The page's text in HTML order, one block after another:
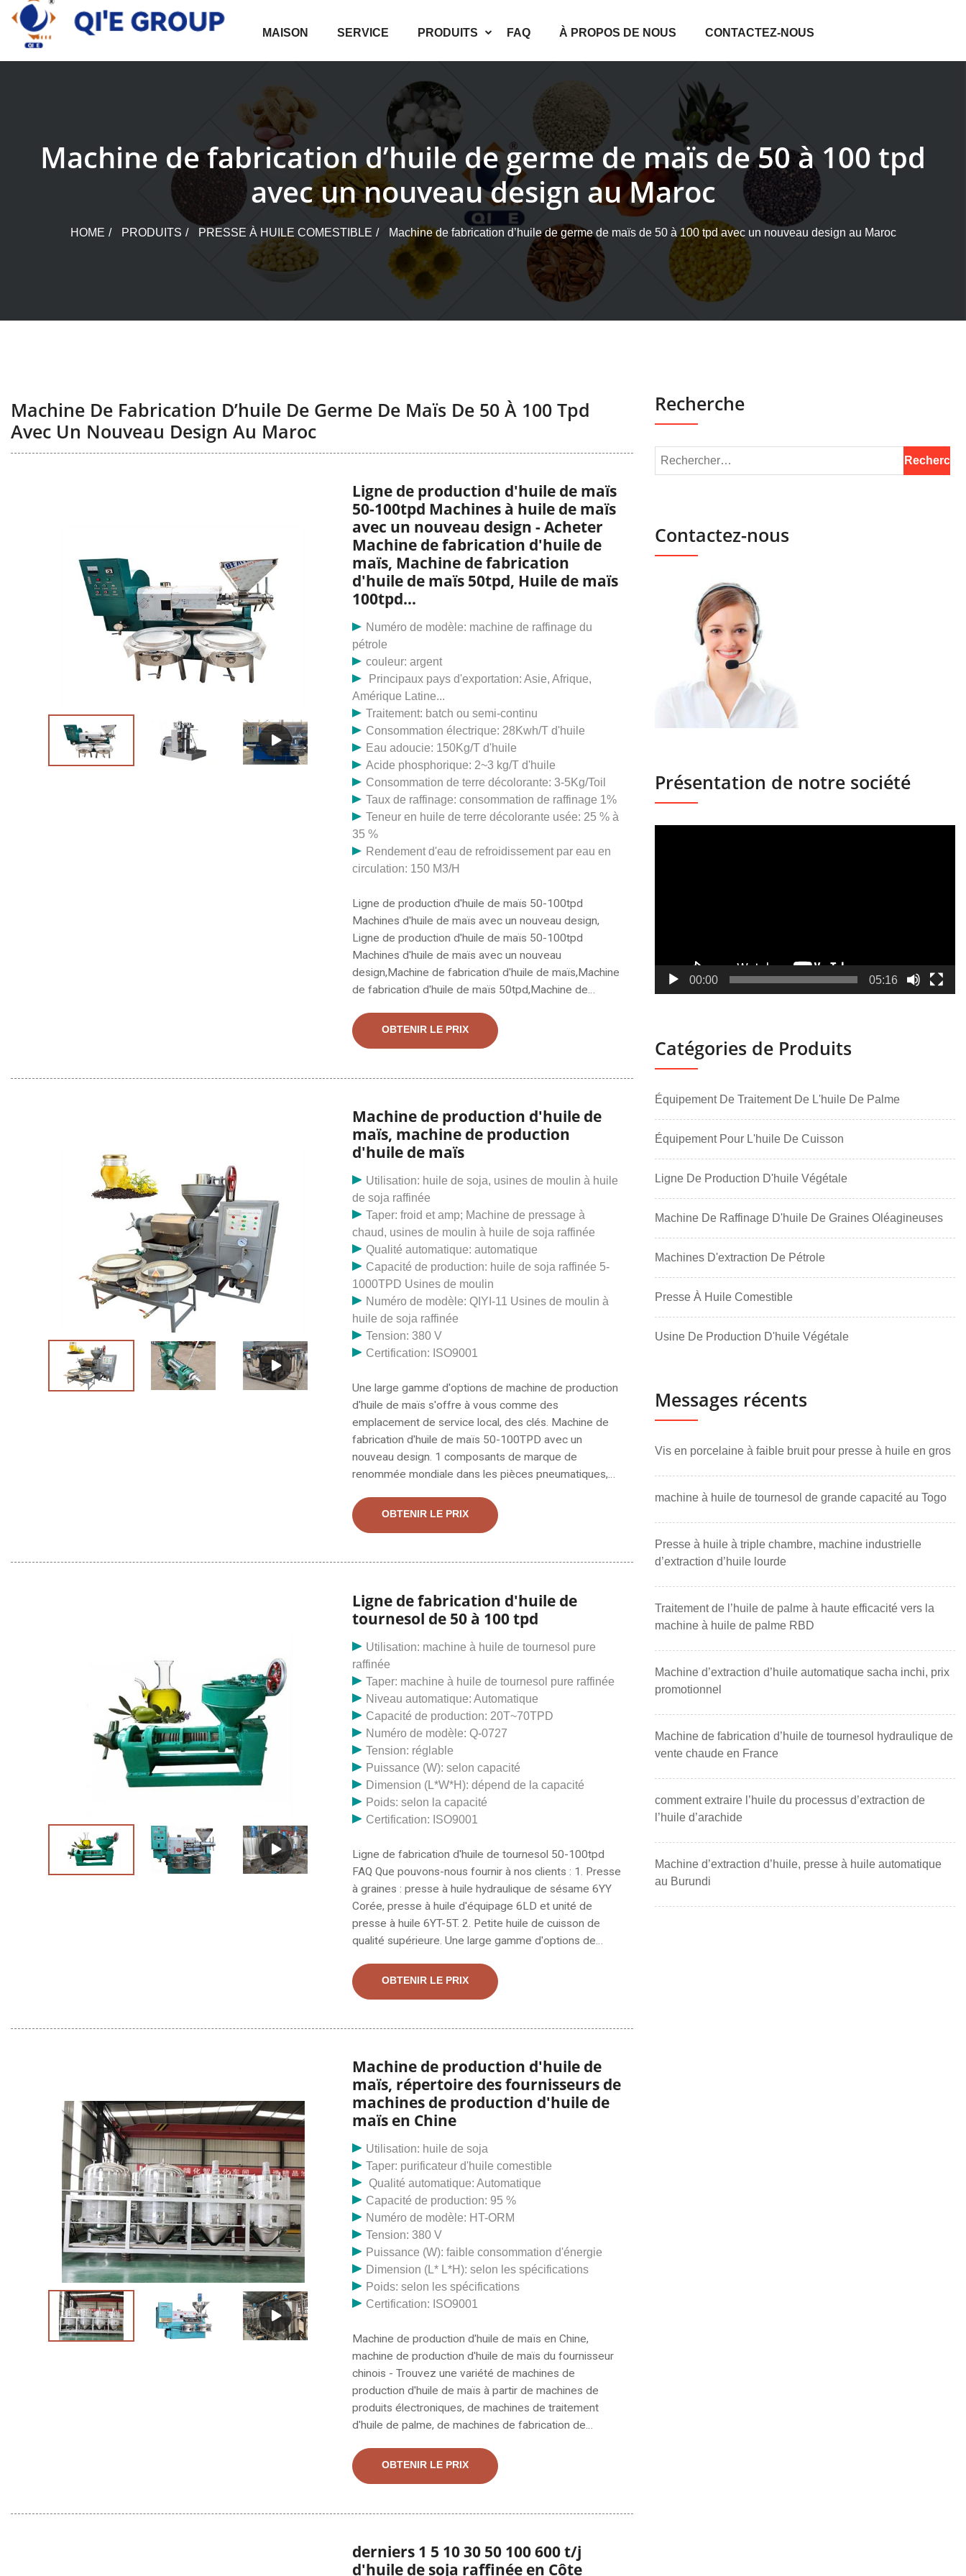
Skip
content
MAISON SERVICE PRODUITS FAQ À PROPOS DE NOUS CONTACTEZ-NOUS
Machine de fabrication d’huile de germe de maïs de 50 à 100 tpd
avec un nouveau design au Maroc
HOME PRODUITS PRESSE À HUILE COMESTIBLE Machine de fabrication d’huile de germe de maïs de 50 à 100 tpd avec un nouveau design au Maroc
Machine De Fabrication D’huile De Germe De Maïs De 50 À 100 Tpd
Avec Un Nouveau Design Au Maroc
Ligne de production d'huile de maïs
50-100tpd Machines à huile de maïs
avec un nouveau design - Acheter
Machine de fabrication d'huile de
maïs, Machine de fabrication
d'huile de maïs 50tpd, Huile de maïs
100tpd...
Numéro de modèle: machine de raffinage du
pétrole
couleur: argent
Principaux pays d'exportation: Asie, Afrique,
Amérique Latine...
Traitement: batch ou semi-continu
Consommation électrique: 28Kwh/T d'huile
Eau adoucie: 150Kg/T d'huile
Acide phosphorique: 2~3 kg/T d'huile
Consommation de terre décolorante: 3-5Kg/Toil
Taux de raffinage: consommation de raffinage 1%
Teneur en huile de terre décolorante usée: 25 % à
35 %
Rendement d'eau de refroidissement par eau en
circulation: 150 M3/H
Ligne de production d'huile de maïs 50-100tpd
Machines d'huile de maïs avec un nouveau design,
Ligne de production d'huile de maïs 50-100tpd
Machines d'huile de maïs avec un nouveau
design,Machine de fabrication d'huile de maïs,Machine
de fabrication d'huile de maïs 50tpd,Machine de
d'extraction du maïs/germe de maïs Il existe deux
technologies principales de dégermination du maïs :
Dégermination à sec : le rendement en huile du germe
huile représente 3, 5 % ~
OBTENIR LE PRIX
Machine de production d'huile de
maïs, machine de production
d'huile de maïs
Utilisation: huile de soja, usines de moulin à huile
de soja raffinée
Taper: froid et amp; Machine de pressage à
chaud, usines de moulin à huile de soja raffinée
Qualité automatique: automatique
Capacité de production: huile de soja raffinée 5-
1000TPD Usines de moulin
Numéro de modèle: QIYI-11 Usines de moulin à
huile de soja raffinée
Tension: 380 V
Certification: ISO9001
Une large gamme d'options de machine de production
d'huile de maïs s'offre à vous comme des
emplacement de service local, des clés. Machine de
fabrication d'huile de maïs 50-100TPD avec un
nouveau design. 1 composants de marque de
renommée mondiale dans les pièces pneumatiques,
fonctionnement. Petit presse-huile de graines
d'amarante Cuisson des germes de maïs o
OBTENIR LE PRIX
Ligne de fabrication d'huile de
tournesol de 50 à 100 tpd
Utilisation: machine à huile de tournesol pure
raffinée
Taper: machine à huile de tournesol pure raffinée
Niveau automatique: Automatique
Capacité de production: 20T~70TPD
Numéro de modèle: Q-0727
Tension: réglable
Puissance (W): selon capacité
Dimension (L*W*H): dépend de la capacité
Poids: selon la capacité
Certification: ISO9001
Ligne de fabrication d'huile de tournesol 50-100tpd
FAQ Que pouvons-nous fournir à nos clients : 1. Presse
à graines : presse à huile hydraulique de sésame 6YY
Corée, presse à huile d'équipage 6LD et unité de
presse à huile 6YT-5T. 2. Petite huile de cuisson de
qualité supérieure. Une large gamme d'options de
comme des garanties sur les composants principaux,
des emplacements de service locaux et des
OBTENIR LE PRIX
Machine de production d'huile de
maïs, répertoire des fournisseurs de
machines de production d'huile de
maïs en Chine
Utilisation: huile de soja
Taper: purificateur d'huile comestible
Qualité automatique: Automatique
Capacité de production: 95 %
Numéro de modèle: HT-ORM
Tension: 380 V
Puissance (W): faible consommation d'énergie
Dimension (L* L*H): selon les spécifications
Poids: selon les spécifications
Certification: ISO9001
Machine de production d'huile de maïs en Chine,
machine de production d'huile de maïs du fournisseur
chinois - Trouvez une variété de machines de
production d'huile de maïs à partir de machines de
produits électroniques, de machines de traitement
d'huile de palme, de machines de fabrication de
Machine de fabrication d'huile d'extrudeuse d'huile de
germe de maïs de maïs 20-100TPD Description du
Le but de la préparation est d'extraire une partie de
gâteaux de pressage pour l'usine d'extraction.
OBTENIR LE PRIX
derniers 1 5 10 30 50 100 600 t/j
d'huile de soja raffinée en Côte
Recherche
Contactez-nous
Présentation de notre société
00:00 05:16
Catégories de Produits
Équipement De Traitement De L'huile De Palme
Équipement Pour L'huile De Cuisson
Ligne De Production D'huile Végétale
Machine De Raffinage D'huile De Graines Oléagineuses
Machines D'extraction De Pétrole
Presse À Huile Comestible
Usine De Production D'huile Végétale
Messages récents
Vis en porcelaine à faible bruit pour presse à huile en gros
machine à huile de tournesol de grande capacité au Togo
Presse à huile à triple chambre, machine industrielle
d’extraction d’huile lourde
Traitement de l’huile de palme à haute efficacité vers la
machine à huile de palme RBD
Machine d’extraction d’huile automatique sacha inchi, prix
promotionnel
Machine de fabrication d’huile de tournesol hydraulique de
vente chaude en France
comment extraire l’huile du processus d’extraction de
l’huile d’arachide
Machine d’extraction d’huile, presse à huile automatique
au Burundi